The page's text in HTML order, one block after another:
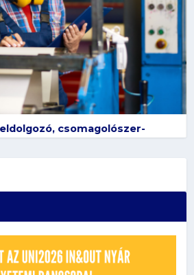
csomagolószer-